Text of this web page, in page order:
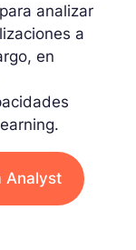
analizar
a
en
Analyst